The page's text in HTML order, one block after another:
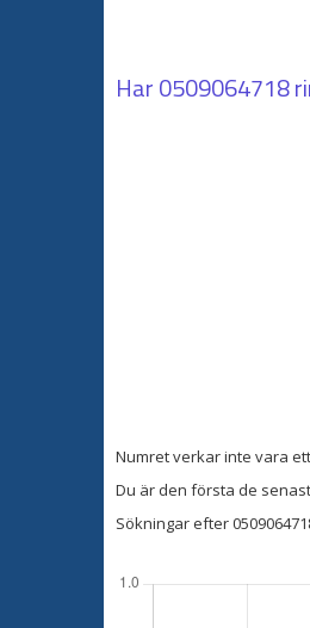
Har0509064718
Numret verkar inte vara
Du är den första de
Sökningar efter